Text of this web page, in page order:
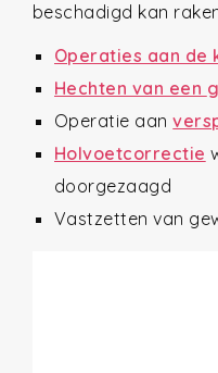
beschadigd kan
Operaties aan de
Hechten van een
Operatie aan
Holvoetcorrectie
doorgezaagd
Vastzetten van